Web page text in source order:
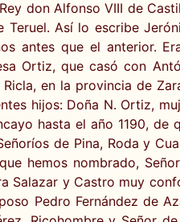
don Alfonso VIII de
Así lo escribe
antes que el anterior.
Ortiz, que casó con
en la provincia de
hijos: Doña N. Ortiz,
hasta el año 1190, de
de Pina, Roda y
hemos nombrado,
Salazar y Castro muy
Pedro Fernández de